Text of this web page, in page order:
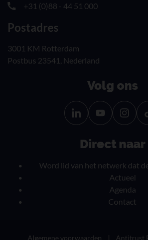
+31 (0)88 - 44 51 000
Postadres
3001 KM Rotterdam
Postbus 23541, Nederland
Volg ons
Volg
ons
Linkedin
Volg
ons
YouTube
Direct naar
Word lid van het netwerk dat
Actueel
Agenda
Contact
Algemene voorwaarden Antitrust
Onze
ontvangen?